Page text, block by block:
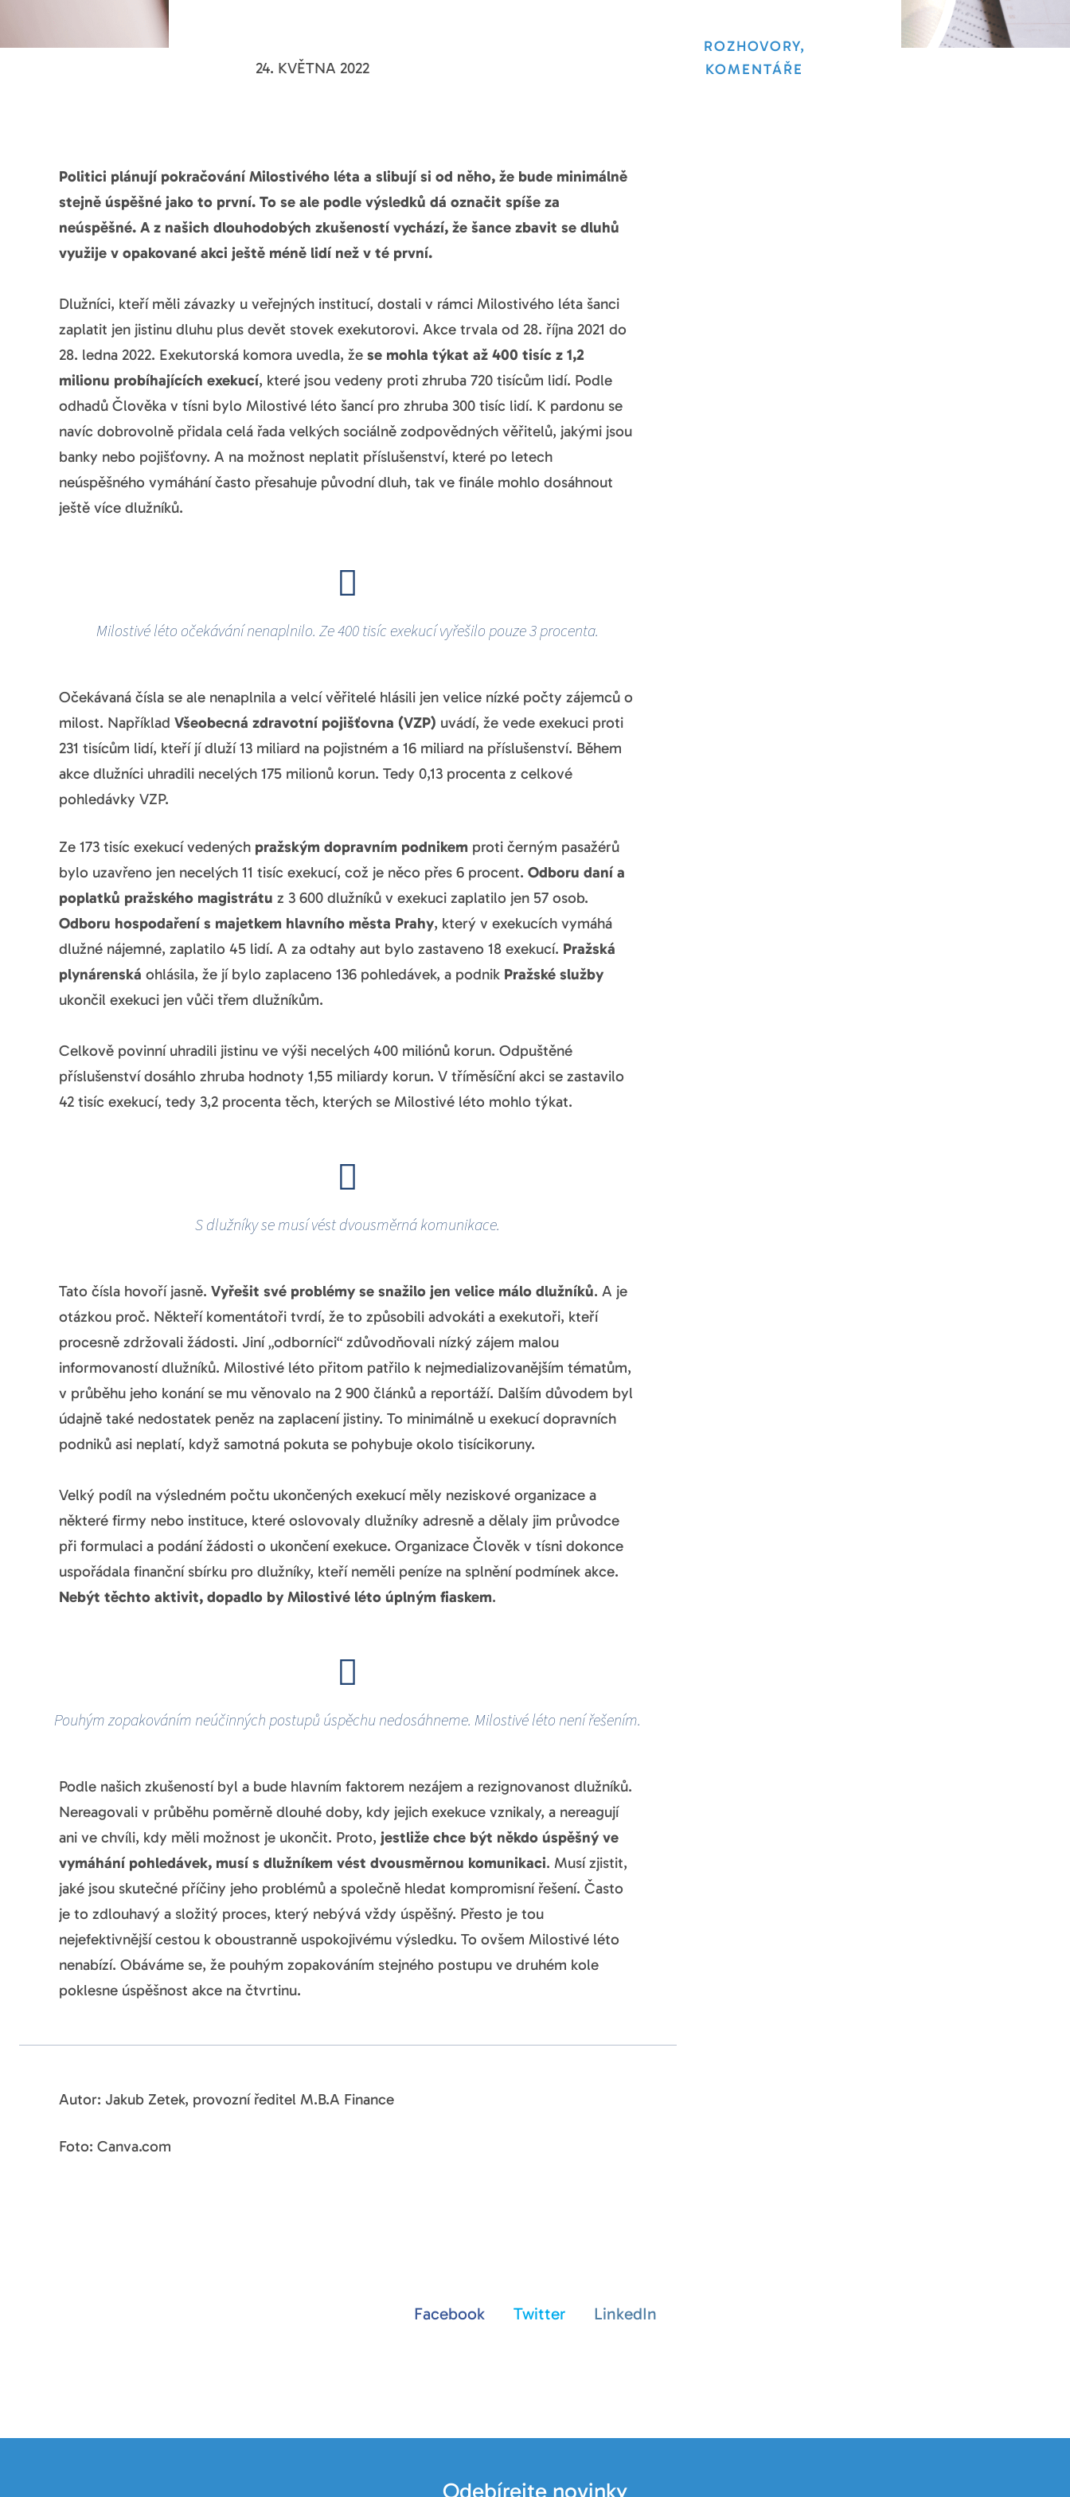
24. KVĚTNA 2022
ROZHOVORY,
KOMENTÁŘE
Politici plánují pokračování Milostivého léta a slibují si od něho, že bude minimálně
stejně úspěšné jako to první. To se ale podle výsledků dá označit spíše za
neúspěšné. A z našich dlouhodobých zkušeností vychází, že šance zbavit se dluhů
využije v opakované akci ještě méně lidí než v té první.
Dlužníci, kteří měli závazky u veřejných institucí, dostali v rámci Milostivého léta šanci
zaplatit jen jistinu dluhu plus devět stovek exekutorovi. Akce trvala od 28. října 2021 do
28. ledna 2022. Exekutorská komora uvedla, že se mohla týkat až 400 tisíc z 1,2
milionu probíhajících exekucí, které jsou vedeny proti zhruba 720 tisícům lidí. Podle
odhadů Člověka v tísni bylo Milostivé léto šancí pro zhruba 300 tisíc lidí. K pardonu se
navíc dobrovolně přidala celá řada velkých sociálně zodpovědných věřitelů, jakými jsou
banky nebo pojišťovny. A na možnost neplatit příslušenství, které po letech
neúspěšného vymáhání často přesahuje původní dluh, tak ve finále mohlo dosáhnout
ještě více dlužníků.
Milostivé léto očekávání nenaplnilo. Ze 400 tisíc exekucí vyřešilo pouze 3 procenta.
Očekávaná čísla se ale nenaplnila a velcí věřitelé hlásili jen velice nízké počty zájemců o
milost. Například Všeobecná zdravotní pojišťovna (VZP) uvádí, že vede exekuci proti
231 tisícům lidí, kteří jí dluží 13 miliard na pojistném a 16 miliard na příslušenství. Během
akce dlužníci uhradili necelých 175 milionů korun. Tedy 0,13 procenta z celkové
pohledávky VZP.
Ze 173 tisíc exekucí vedených pražským dopravním podnikem proti černým pasažérů
bylo uzavřeno jen necelých 11 tisíc exekucí, což je něco přes 6 procent. Odboru daní a
poplatků pražského magistrátu z 3 600 dlužníků v exekuci zaplatilo jen 57 osob.
Odboru hospodaření s majetkem hlavního města Prahy, který v exekucích vymáhá
dlužné nájemné, zaplatilo 45 lidí. A za odtahy aut bylo zastaveno 18 exekucí. Pražská
plynárenská ohlásila, že jí bylo zaplaceno 136 pohledávek, a podnikPražské služby
ukončil exekuci jen vůči třem dlužníkům.
Celkově povinní uhradili jistinu ve výši necelých 400 miliónů korun. Odpuštěné
příslušenství dosáhlo zhruba hodnoty 1,55 miliardy korun. V tříměsíční akci se zastavilo
42 tisíc exekucí, tedy 3,2 procenta těch, kterých se Milostivé léto mohlo týkat.
S dlužníky se musí vést dvousměrná komunikace.
Tato čísla hovoří jasně. Vyřešit své problémy se snažilo jen velice málo dlužníků. A je
otázkou proč. Někteří komentátoři tvrdí, že to způsobili advokáti a exekutoři, kteří
procesně zdržovali žádosti. Jiní „odborníci“ zdůvodňovali nízký zájem malou
informovaností dlužníků. Milostivé léto přitom patřilo k nejmedializovanějším tématům,
v průběhu jeho konání se mu věnovalo na 2 900 článků a reportáží. Dalším důvodem byl
údajně také nedostatek peněz na zaplacení jistiny. To minimálně u exekucí dopravních
podniků asi neplatí, když samotná pokuta se pohybuje okolo tisícikoruny.
Velký podíl na výsledném počtu ukončených exekucí měly neziskové organizace a
některé firmy nebo instituce, které oslovovaly dlužníky adresně a dělaly jim průvodce
při formulaci a podání žádosti o ukončení exekuce. Organizace Člověk v tísni dokonce
uspořádala finanční sbírku pro dlužníky, kteří neměli peníze na splnění podmínek akce.
Nebýt těchto aktivit, dopadlo by Milostivé léto úplným fiaskem.
Pouhým zopakováním neúčinných postupů úspěchu nedosáhneme. Milostivé léto není řešením.
Podle našich zkušeností byl a bude hlavním faktorem nezájem a rezignovanost dlužníků.
Nereagovali v průběhu poměrně dlouhé doby, kdy jejich exekuce vznikaly, a nereagují
ani ve chvíli, kdy měli možnost je ukončit. Proto, jestliže chce být někdo úspěšný ve
vymáhání pohledávek, musí s dlužníkem vést dvousměrnou komunikaci. Musí zjistit,
jaké jsou skutečné příčiny jeho problémů a společně hledat kompromisní řešení. Často
je to zdlouhavý a složitý proces, který nebývá vždy úspěšný. Přesto je tou
nejefektivnější cestou k oboustranně uspokojivému výsledku. To ovšem Milostivé léto
nenabízí. Obáváme se, že pouhým zopakováním stejného postupu ve druhém kole
poklesne úspěšnost akce na čtvrtinu.
Autor: Jakub Zetek, provozní ředitel M.B.A Finance
Foto: Canva.com
Facebook Twitter LinkedIn
Odebírejte novinky